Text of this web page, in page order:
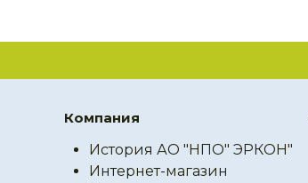
Компания
История АО "НПО" ЭРКОН"
Интернет-магазин